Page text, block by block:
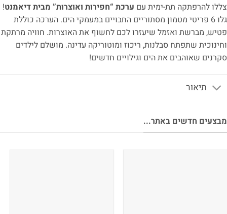
צללו להרפתקה תת-ימית עם ערכת “חפירות ואוצרות” מבית דיאמנט!
גלו 6 פריטי מטמון מסתוריים החבויים במעמקי הים. הערכה כוללת
פטיש, מברשת ואזמל שיעזרו לכם לחשוף את האוצרות. חוויה מרתקת
וחינוכית שתפתח סבלנות, ריכוז ומוטוריקה עדינה. מושלם לילדים
סקרנים שאוהבים את הים וגילויים חדשים!
תיאור
מבצעים חדשים באתר...